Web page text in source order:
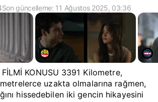
Son güncelleme: 11 Ağustos 2025, 03:36
FİLMİ KONUSU 3391 Kilometre,
uzakta olmalarına rağmen,
hissedebilen iki gencin hikayesini